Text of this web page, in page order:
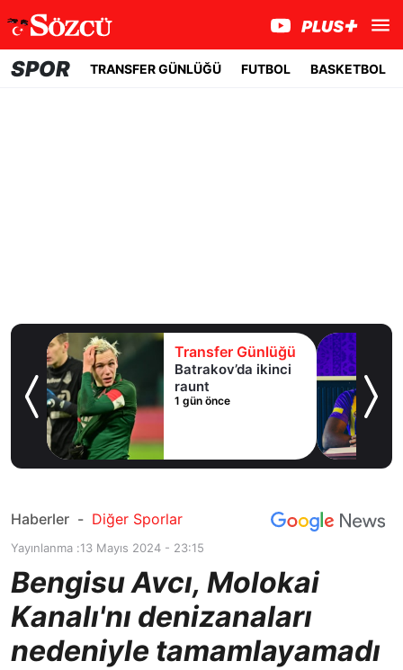
SPOR TRANSFER GÜNLÜĞÜ FUTBOL BASKETBOL
Transfer Günlüğü
Batrakov’da ikinci
raunt
1 gün önce
Haberler - Diğer Sporlar
Yayınlanma :13 Mayıs 2024 - 23:15
Bengisu Avcı, Molokai
Kanalı'nı denizanaları
nedeniyle tamamlayamadı